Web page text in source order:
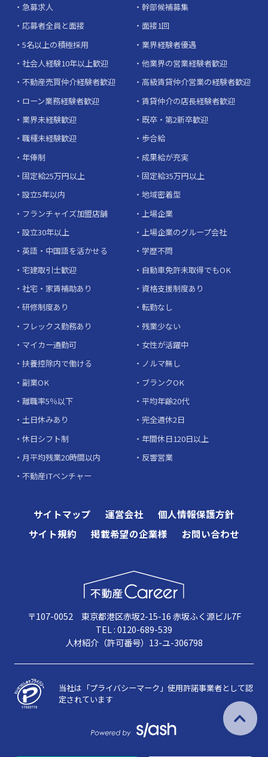
急募求人
幹部候補募集
応募者全員と面接
面接1回
5名以上の積極採用
業界経験者優遇
社会人経験10年以上歓迎
他業界の営業経験者歓迎
不動産売買仲介経験者歓迎
高級賃貸仲介営業の経験者歓迎
ローン業務経験者歓迎
賃貸仲介の店長経験者歓迎
業界未経験歓迎
既卒・第2新卒歓迎
職種未経験歓迎
歩合給
年俸制
成果給が充実
固定給25万円以上
固定給35万円以上
設立5年以内
地域密着型
フランチャイズ加盟店舗
上場企業
設立30年以上
上場企業のグループ会社
英語・中国語を活かせる
学歴不問
宅建取引士歓迎
自動車免許未取得でもOK
社宅・家賃補助あり
資格支援制度あり
研修制度あり
転勤なし
フレックス勤務あり
残業少ない
マイカー通勤可
女性が活躍中
扶養控除内で働ける
ノルマ無し
副業OK
ブランクOK
離職率5％以下
平均年齢20代
土日休みあり
完全週休2日
休日シフト制
年間休日120日以上
月平均残業20時間以内
反響営業
不動産ITベンチャー
サイトマップ 運営会社
個人情報保護方針
サイト規約
掲載希望の企業様 お問い合わせ
〒107-0052 東京都港区赤坂2-15-16 赤坂ふく源ビル7F
TEL : 0120-689-539
人材紹介（許可番号）13-ユ-306798
当社は「プライバシーマーク」使用許諾事業者として認
定されています